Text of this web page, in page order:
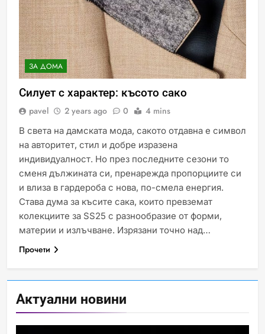
Актуални новини
Идеи за съвременен дизайн
на баня
ИСТОРИЯ
ИСТОРИЯ
ЗА ДОМА
Силует с характер: късото сако
pavel 2 years ago 0 4 mins
В света на дамската мода, сакото отдавна е символ
на авторитет, стил и добре изразена
индивидуалност. Но през последните сезони то
сменя дължината си, пренарежда пропорциите си
и влиза в гардероба с нова, по-смела енергия.
Става дума за късите сака, които превземат
колекциите за SS25 с разнообразие от форми,
материи и излъчване. Изрязани точно над…
Прочети